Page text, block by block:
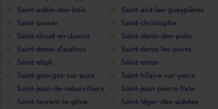
Saint-aubin-des-bois
Saint-avit-les-guespières
Saint-bomer
Saint-christophe
Saint-cloud-en-dunois
Saint-denis-des-puits
Saint-denis-d'authou
Saint-denis-les-ponts
Saint-eliph
Saint-eman
Saint-georges-sur-eure
Saint-hilaire-sur-yerre
Saint-jean-de-rebervilliers
Saint-jean-pierre-fixte
Saint-laurent-la-gtine
Saint-léger-des-aubées